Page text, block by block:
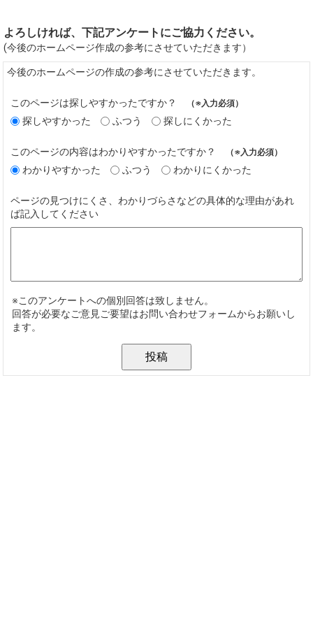
よろしければ、下記アンケートにご協力ください。
(今後のホームページ作成の参考にさせていただきます）
今後のホームページの作成の参考にさせていただきます。
このページは探しやすかったですか？ （※入力必須）
探しやすかった ふつう 探しにくかった
このページの内容はわかりやすかったですか？ （※入力必須）
わかりやすかった ふつう わかりにくかった
ページの見つけにくさ、わかりづらさなどの具体的な理由があれ
ば記入してください
※このアンケートへの個別回答は致しません。
回答が必要なご意見ご要望はお問い合わせフォームからお願いし
ます。